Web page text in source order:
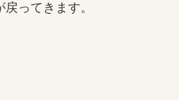
ってきます。